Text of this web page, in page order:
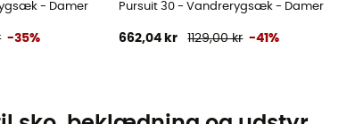
- Damer
-35%
Pursuit 30 - Vandrerygsæk - Damer
662,04 kr 1129,00 kr -41%